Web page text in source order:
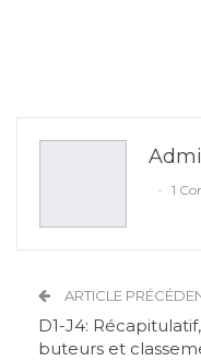
1
ARTICLE
D1-J4: Récapitulatif,
buteurs et